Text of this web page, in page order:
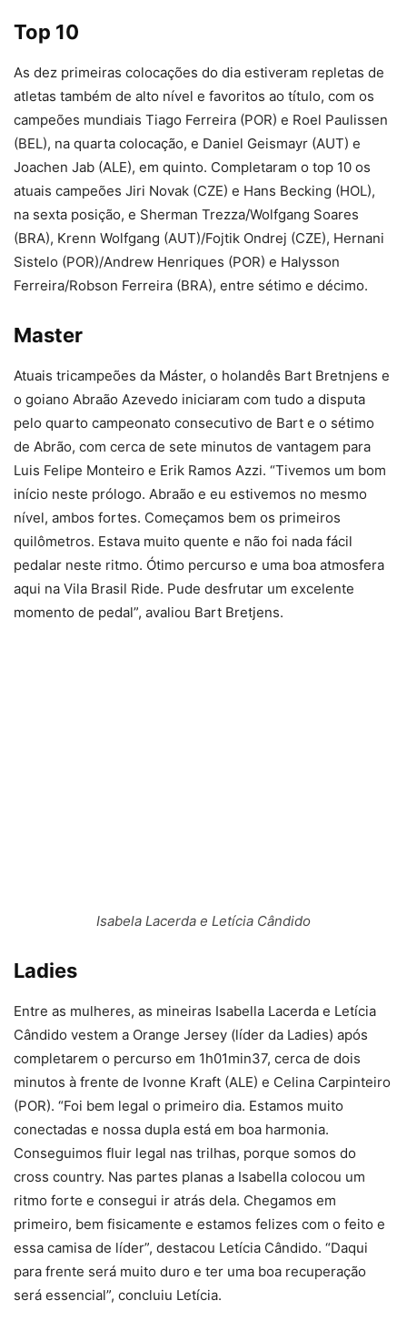
Top 10
As dez primeiras colocações do dia estiveram repletas de
atletas também de alto nível e favoritos ao título, com os
campeões mundiais Tiago Ferreira (POR) e Roel Paulissen
(BEL), na quarta colocação, e Daniel Geismayr (AUT) e
Joachen Jab (ALE), em quinto. Completaram o top 10 os
atuais campeões Jiri Novak (CZE) e Hans Becking (HOL),
na sexta posição, e Sherman Trezza/Wolfgang Soares
(BRA), Krenn Wolfgang (AUT)/Fojtik Ondrej (CZE), Hernani
Sistelo (POR)/Andrew Henriques (POR) e Halysson
Ferreira/Robson Ferreira (BRA), entre sétimo e décimo.
Master
Atuais tricampeões da Máster, o holandês Bart Bretnjens e
o goiano Abraão Azevedo iniciaram com tudo a disputa
pelo quarto campeonato consecutivo de Bart e o sétimo
de Abrão, com cerca de sete minutos de vantagem para
Luis Felipe Monteiro e Erik Ramos Azzi. “Tivemos um bom
início neste prólogo. Abraão e eu estivemos no mesmo
nível, ambos fortes. Começamos bem os primeiros
quilômetros. Estava muito quente e não foi nada fácil
pedalar neste ritmo. Ótimo percurso e uma boa atmosfera
aqui na Vila Brasil Ride. Pude desfrutar um excelente
momento de pedal”, avaliou Bart Bretjens.
Isabela Lacerda e Letícia Cândido
Ladies
Entre as mulheres, as mineiras Isabella Lacerda e Letícia
Cândido vestem a Orange Jersey (líder da Ladies) após
completarem o percurso em 1h01min37, cerca de dois
minutos à frente de Ivonne Kraft (ALE) e Celina Carpinteiro
(POR). “Foi bem legal o primeiro dia. Estamos muito
conectadas e nossa dupla está em boa harmonia.
Conseguimos fluir legal nas trilhas, porque somos do
cross country. Nas partes planas a Isabella colocou um
ritmo forte e consegui ir atrás dela. Chegamos em
primeiro, bem fisicamente e estamos felizes com o feito e
essa camisa de líder”, destacou Letícia Cândido. “Daqui
para frente será muito duro e ter uma boa recuperação
será essencial”, concluiu Letícia.